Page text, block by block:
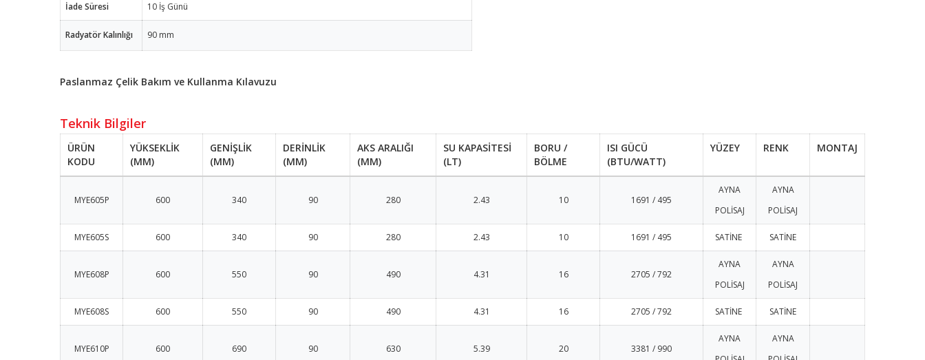
İade Süresi 10 İş Günü
Radyatör Kalınlığı 90 mm
Paslanmaz Çelik Bakım ve Kullanma Kılavuzu
Teknik Bilgiler
ÜRÜN
KODU
YÜKSEKLİK
(MM)
GENİŞLİK
(MM)
DERİNLİK
(MM)
AKS ARALIĞI
(MM)
SU KAPASİTESİ
(LT)
BORU /
BÖLME
ISI GÜCÜ
(BTU/WATT)
YÜZEY RENK MONTAJ
MYE605P 600 340 90 280 2.43 10 1691 / 495
AYNA
POLİSAJ
AYNA
POLİSAJ
MYE605S 600 340 90 280 2.43 10 1691 / 495 SATİNE SATİNE
MYE608P 600 550 90 490 4.31 16 2705 / 792
AYNA
POLİSAJ
AYNA
POLİSAJ
MYE608S 600 550 90 490 4.31 16 2705 / 792 SATİNE SATİNE
MYE610P 600 690 90 630 5.39 20 3381 / 990
AYNA
AYNA